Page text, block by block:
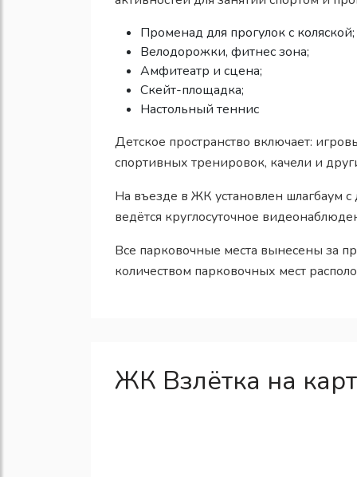
Променад для прогулок с коляской;
Велодорожки, фитнес зона;
Амфитеатр и сцена;
Скейт-площадка;
Настольный теннис
Детское пространство включает:
спортивных тренировок, качели и
На въезде в ЖК установлен шлагбаум
ведётся круглосуточное
Все парковочные места вынесены за
количеством парковочных мест
ЖК Взлётка на